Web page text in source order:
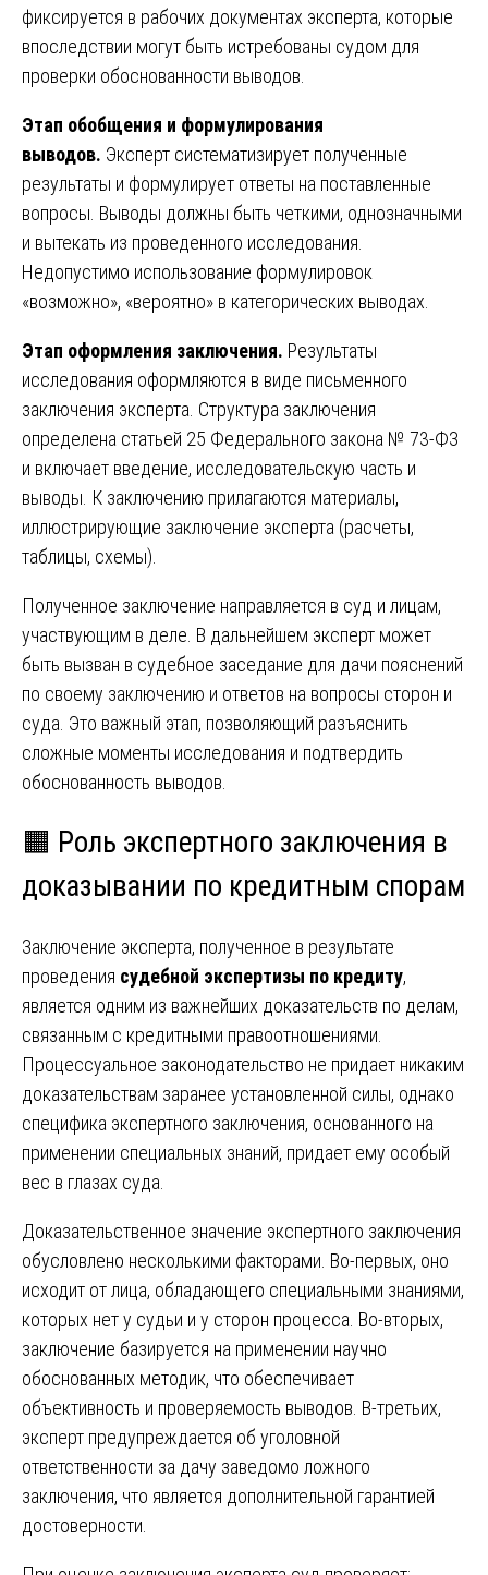
фиксируется в рабочих документах эксперта, которые
впоследствии могут быть истребованы судом для
проверки обоснованности выводов.
Этап обобщения и формулирования
выводов. Эксперт систематизирует полученные
результаты и формулирует ответы на поставленные
вопросы. Выводы должны быть четкими, однозначными
и вытекать из проведенного исследования.
Недопустимо использование формулировок
«возможно», «вероятно» в категорических выводах.
Этап оформления заключения. Результаты
исследования оформляются в виде письменного
заключения эксперта. Структура заключения
определена статьей 25 Федерального закона № 73-ФЗ
и включает введение, исследовательскую часть и
выводы. К заключению прилагаются материалы,
иллюстрирующие заключение эксперта (расчеты,
таблицы, схемы).
Полученное заключение направляется в суд и лицам,
участвующим в деле. В дальнейшем эксперт может
быть вызван в судебное заседание для дачи пояснений
по своему заключению и ответов на вопросы сторон и
суда. Это важный этап, позволяющий разъяснить
сложные моменты исследования и подтвердить
обоснованность выводов.
🟧 Роль экспертного заключения в
доказывании по кредитным спорам
Заключение эксперта, полученное в результате
проведения судебной экспертизы по кредиту,
является одним из важнейших доказательств по делам,
связанным с кредитными правоотношениями.
Процессуальное законодательство не придает никаким
доказательствам заранее установленной силы, однако
специфика экспертного заключения, основанного на
применении специальных знаний, придает ему особый
вес в глазах суда.
Доказательственное значение экспертного заключения
обусловлено несколькими факторами. Во-первых, оно
исходит от лица, обладающего специальными знаниями,
которых нет у судьи и у сторон процесса. Во-вторых,
заключение базируется на применении научно
обоснованных методик, что обеспечивает
объективность и проверяемость выводов. В-третьих,
эксперт предупреждается об уголовной
ответственности за дачу заведомо ложного
заключения, что является дополнительной гарантией
достоверности.